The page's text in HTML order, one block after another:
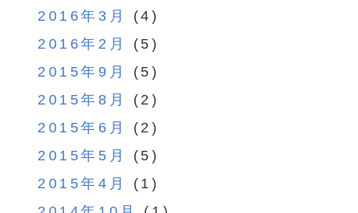
2016年3月
(4)
2016年2月
(5)
2015年9月
(5)
2015年8月
(2)
2015年6月
(2)
2015年5月
(5)
2015年4月
(1)